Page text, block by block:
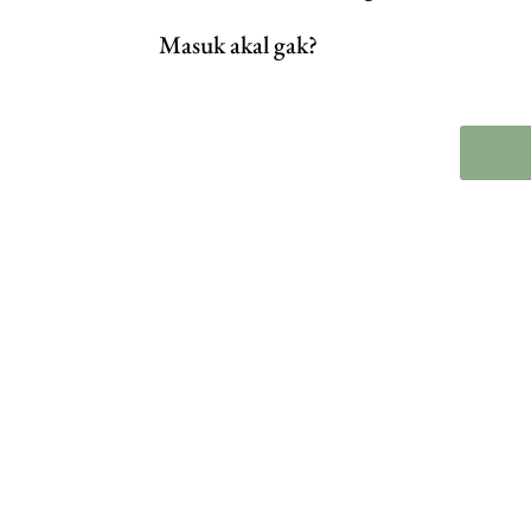
Masuk akal gak?